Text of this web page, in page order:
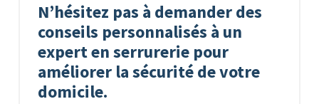
N’hésitez pas à demander des
conseils personnalisés à un
expert en serrurerie pour
améliorer la sécurité de votre
domicile.